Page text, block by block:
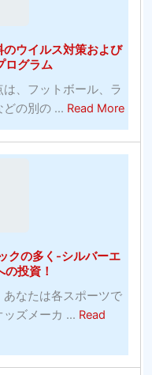
ウイルス対策および
ログラム
、フットボール、ラ
の別の ... Read More
お
クの多く-シルバーエ
投資！
なたは各スポーツで
ズメーカ ... Read